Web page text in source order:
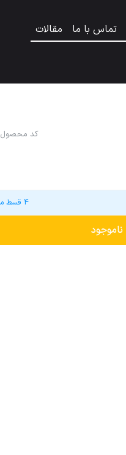
تماس با ما
مقالات
کد محصول
4 قسط ماهانه
ناموجود